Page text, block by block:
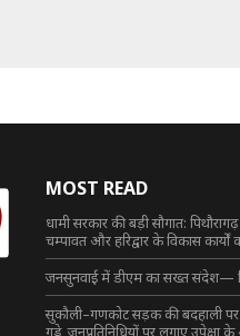
MOST READ
धामी सरकार की बड़ी सौगात:
चम्पावत और हरिद्वार के विकास कार्यों
जनसुनवाई में डीएम का सख्त संदेश—
सुकौली–गणकोट सड़क की बदहाली पर
गड्ढे, जनप्रतिनिधियों पर लगाए उपेक्षा